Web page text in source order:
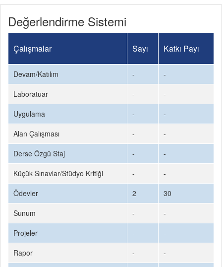
Değerlendirme Sistemi
Çalışmalar Sayı Katkı Payı
Devam/Katılım -
-
Laboratuar
-
-
Uygulama
-
-
Alan Çalışması
-
-
Derse Özgü Staj
-
-
Küçük Sınavlar/Stüdyo Kritiği
-
-
Ödevler
2
30
Sunum
-
-
Projeler
-
-
Rapor
-
-